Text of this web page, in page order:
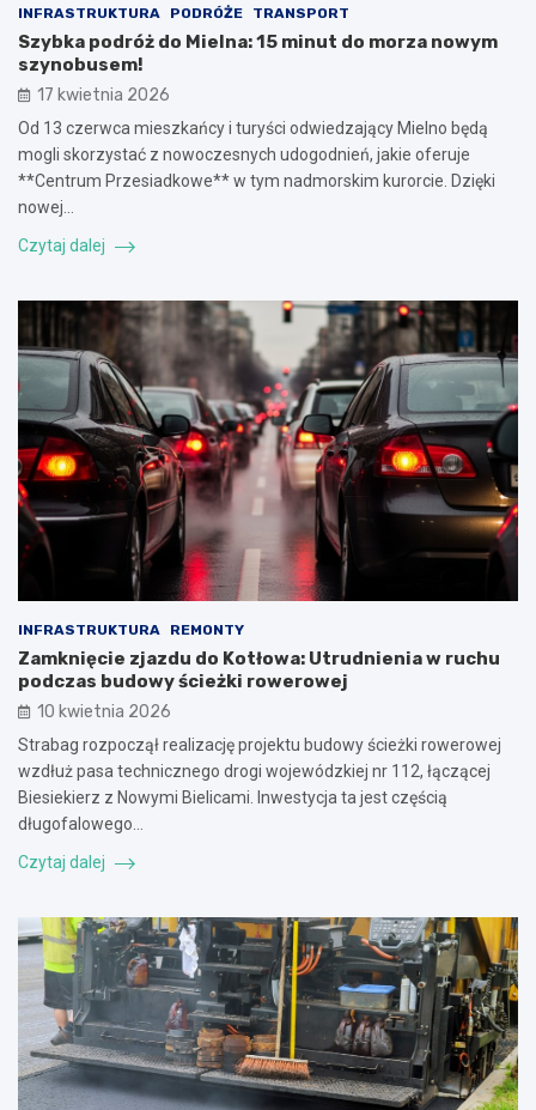
INFRASTRUKTURA PODRÓŻE TRANSPORT
Szybka podróż do Mielna: 15 minut do morza nowym
szynobusem!
17 kwietnia 2026
Od 13 czerwca mieszkańcy i turyści odwiedzający Mielno będą
mogli skorzystać z nowoczesnych udogodnień, jakie oferuje
**Centrum Przesiadkowe** w tym nadmorskim kurorcie. Dzięki
nowej…
Czytaj dalej
INFRASTRUKTURA REMONTY
Zamknięcie zjazdu do Kotłowa: Utrudnienia w ruchu
podczas budowy ścieżki rowerowej
10 kwietnia 2026
Strabag rozpoczął realizację projektu budowy ścieżki rowerowej
wzdłuż pasa technicznego drogi wojewódzkiej nr 112, łączącej
Biesiekierz z Nowymi Bielicami. Inwestycja ta jest częścią
długofalowego…
Czytaj dalej